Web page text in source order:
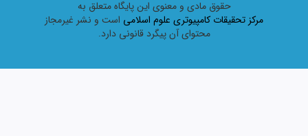
حقوق مادی و معنوی اين پايگاه متعلق به
مرکز تحقیقات کامپیوتری علوم اسلامی است و نشر غیرمجاز
محتوای آن پیگرد قانونی دارد.